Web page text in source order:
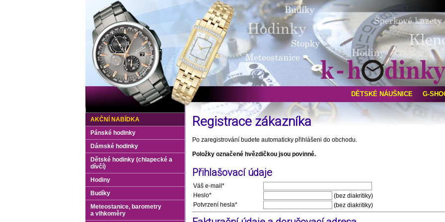
Registrace zákazníka
Po zaregistrování budete automaticky přihlášeni do obchodu.
Položky označené hvězdičkou jsou povinné.
Přihlašovací údaje
Váš e-mail*
Heslo*
(bez diakritiky)
Potvrzení hesla*
(bez diakritiky)
AKČNÍ NABÍDKA
Pánské hodinky
Dámské hodinky
Dětské hodinky (chlapecké a
dívčí)
Hodiny
Budíky
Meteostanice, barometry
a vlhkoměry
DĚTSKÉ NÁUŠNICE G-